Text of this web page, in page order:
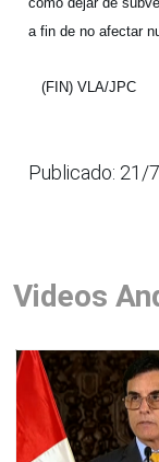
a fin de no afectar
(FIN) VLA/JPC
Publicado: 21/
Videos